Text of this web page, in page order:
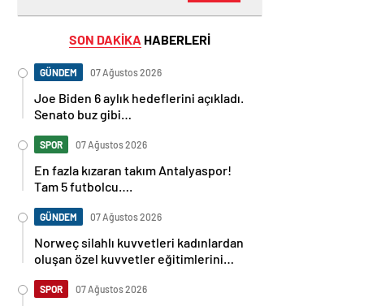
SON DAKİKA HABERLERİ
GÜNDEM 07 Ağustos 2026
Joe Biden 6 aylık hedeflerini açıkladı.
Senato buz gibi…
SPOR 07 Ağustos 2026
En fazla kızaran takım Antalyaspor!
Tam 5 futbolcu….
GÜNDEM 07 Ağustos 2026
Norweç silahlı kuvvetleri kadınlardan
oluşan özel kuvvetler eğitimlerini
SPOR 07 Ağustos 2026